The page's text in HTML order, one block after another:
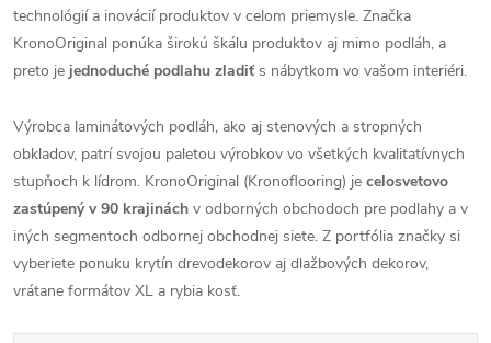
technológií a inovácií produktov v celom priemysle. Značka
KronoOriginal ponúka širokú škálu produktov aj mimo podláh, a
preto je jednoduché podlahu zladiť s nábytkom vo vašom interiéri.
Výrobca laminátových podláh, ako aj stenových a stropných
obkladov, patrí svojou paletou výrobkov vo všetkých kvalitatívnych
stupňoch k lídrom. KronoOriginal (Kronoflooring) je celosvetovo
zastúpený v 90 krajinách v odborných obchodoch pre podlahy a v
iných segmentoch odbornej obchodnej siete. Z portfólia značky si
vyberiete ponuku krytín drevodekorov aj dlažbových dekorov,
vrátane formátov XL a rybia kosť.